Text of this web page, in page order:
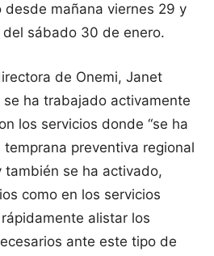
desde mañana viernes 29 y
sábado 30 de enero.
de Onemi, Janet
ha trabajado activamente
los servicios donde “se ha
preventiva regional
también se ha activado,
como en los servicios
alistar los
ante este tipo de